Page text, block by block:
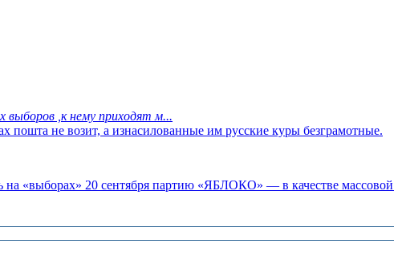
выборов ,к нему приходят м...
пошта не возит, а изнасилованные им русские куры безграмотные.
на «выборах» 20 сентября партию «ЯБЛОКО» — в качестве